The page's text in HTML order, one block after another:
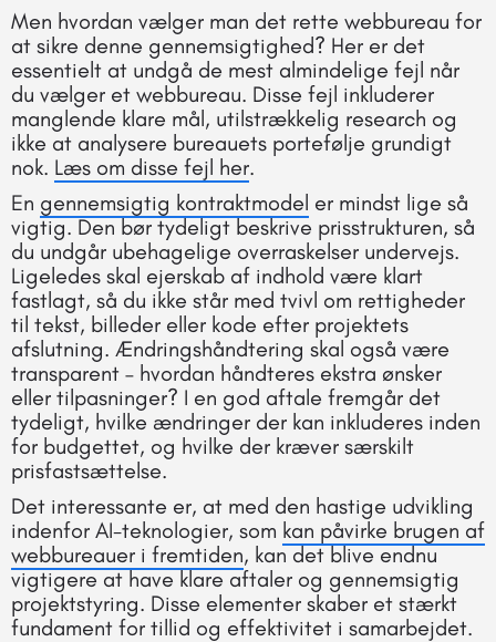
Men hvordan vælger man det rette webbureau for
at sikre denne gennemsigtighed? Her er det
essentielt at undgå de mest almindelige fejl når
du vælger et webbureau. Disse fejl inkluderer
manglende klare mål, utilstrækkelig research og
ikke at analysere bureauets portefølje grundigt
nok. Læs om disse fejl her.
En gennemsigtig kontraktmodel er mindst lige så
vigtig. Den bør tydeligt beskrive prisstrukturen, så
du undgår ubehagelige overraskelser undervejs.
Ligeledes skal ejerskab af indhold være klart
fastlagt, så du ikke står med tvivl om rettigheder
til tekst, billeder eller kode efter projektets
afslutning. Ændringshåndtering skal også være
transparent – hvordan håndteres ekstra ønsker
eller tilpasninger? I en god aftale fremgår det
tydeligt, hvilke ændringer der kan inkluderes inden
for budgettet, og hvilke der kræver særskilt
prisfastsættelse.
Det interessante er, at med den hastige udvikling
indenfor AI-teknologier, som kan påvirke brugen af
webbureauer i fremtiden, kan det blive endnu
vigtigere at have klare aftaler og gennemsigtig
projektstyring. Disse elementer skaber et stærkt
fundament for tillid og effektivitet i samarbejdet.